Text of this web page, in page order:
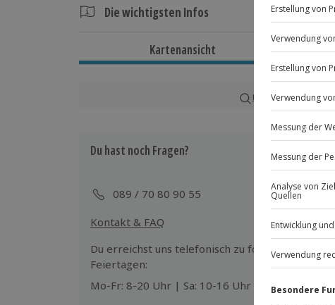
Die wichtigsten Infos
Ca. 8 Stunden
Ganzjährig zu bestimmten Terminen
Teilnahmebedingungen
Mindestalter: 14 Jahre (unter 18 Jahren
eines Erziehungsberechtigten)
Ausrüstung & Kleidung
Mitzubringen: wettergerechte Kleidung,
Kartenansicht
Karte in Großansicht
Du hast noch Fragen?
089 / 70 80 90 55
Kontakt & FAQ
Du erreichst uns telefonisch zu folgenden
Feiertagen:
Mo-Fr: 8-20 Uhr | Sa: 10-16 Uhr